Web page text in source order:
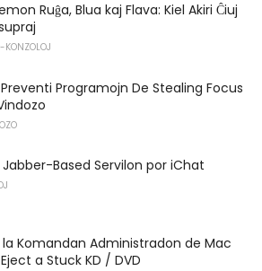
Ruĝa, Blua kaj Flava: Kiel Akiri Ĉiuj
KONZOLOJ
Programojn De Stealing Focus
Jabber-Based Servilon por iChat
la Komandan Administradon de Mac
a Stuck KD / DVD